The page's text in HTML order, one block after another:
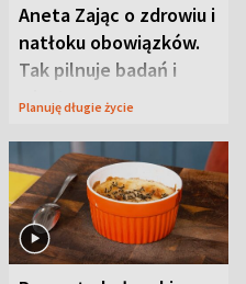
Aneta Zając o zdrowiu i
natłoku obowiązków.
Tak pilnuje badań i
wizyt
Planuję długie życie